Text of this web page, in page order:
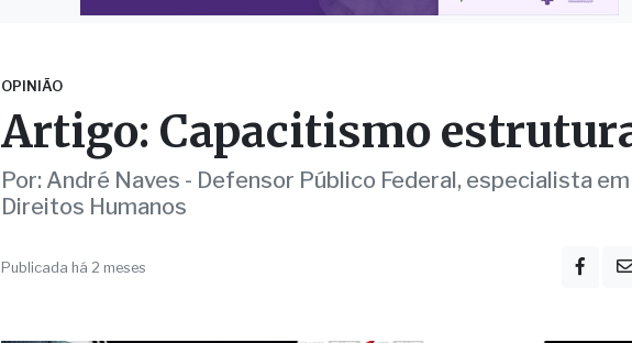
Artigo: Capacitismo estrutural
Por: André Naves - Defensor Público Federal, especialista em
Direitos Humanos
Publicada há 2 meses